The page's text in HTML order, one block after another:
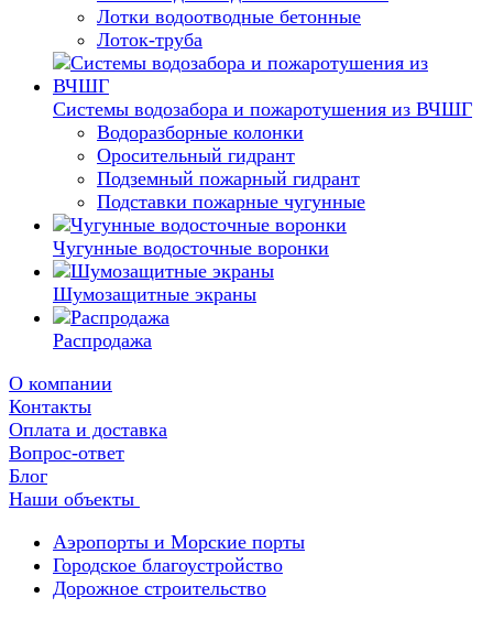
Лотки водоотводные бетонные
Лоток-труба
Системы водозабора и пожаротушения из ВЧШГ
Водоразборные колонки
Оросительный гидрант
Подземный пожарный гидрант
Подставки пожарные чугунные
Чугунные водосточные воронки
Шумозащитные экраны
Распродажа
О компании
Контакты
Оплата и доставка
Вопрос-ответ
Блог
Наши объекты
Аэропорты и Морские порты
Городское благоустройство
Дорожное строительство